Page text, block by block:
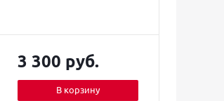
3 300 руб.
В корзину